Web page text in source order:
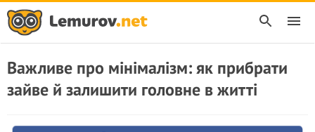
Важливе про мінімалізм: як прибрати
зайве й залишити головне в житті